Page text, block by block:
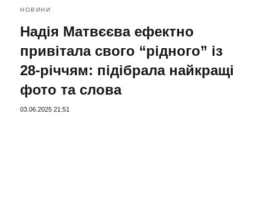
НОВИНИ
Надія Матвєєва ефектно
привітала свого “рідного” із
28-річчям: підібрала найкращі
фото та слова
03.06.2025 21:51